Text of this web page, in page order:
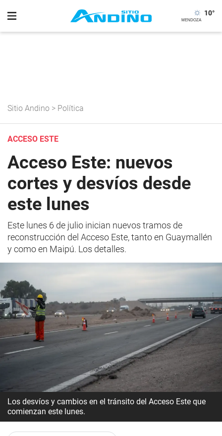
10°
Sitio Andino > Política
ACCESO ESTE
Acceso Este: nuevos
cortes y desvíos desde
este lunes
Este lunes 6 de julio inician nuevos tramos de
reconstrucción del Acceso Este, tanto en Guaymallén
y como en Maipú. Los detalles.
Los desvíos y cambios en el tránsito del Acceso Este que
comienzan este lunes.